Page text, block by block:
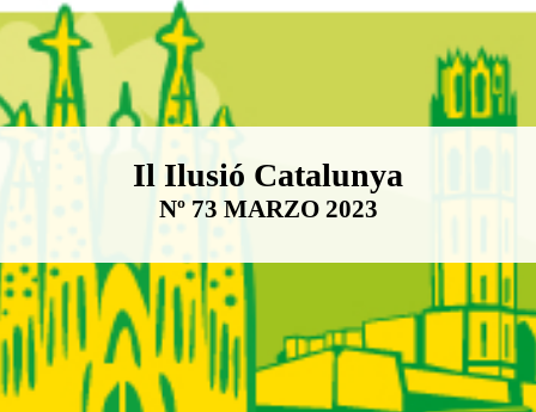
Boletín Il·lusió Catalunya
Il Ilusió Catalunya
Nº 73 MARZO 2023